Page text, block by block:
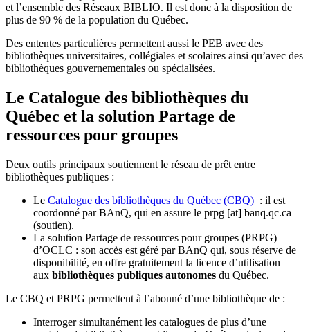
et l’ensemble des Réseaux BIBLIO. Il est donc à la disposition de
plus de 90 % de la population du Québec.
Des ententes particulières permettent aussi le PEB avec des
bibliothèques universitaires, collégiales et scolaires ainsi qu’avec des
bibliothèques gouvernementales ou spécialisées.
Le Catalogue des bibliothèques du
Québec et la solution Partage de
ressources pour groupes
Deux outils principaux soutiennent le réseau de prêt entre
bibliothèques publiques :
Le Catalogue des bibliothèques du Québec (CBQ) : il est
coordonné par BAnQ, qui en assure le prpg [at] banq.qc.ca
(soutien).
La solution Partage de ressources pour groupes (PRPG)
d’OCLC : son accès est géré par BAnQ qui, sous réserve de
disponibilité, en offre gratuitement la licence d’utilisation
aux bibliothèques publiques autonomes du Québec.
Le CBQ et PRPG permettent à l’abonné d’une bibliothèque de :
Interroger simultanément les catalogues de plus d’une